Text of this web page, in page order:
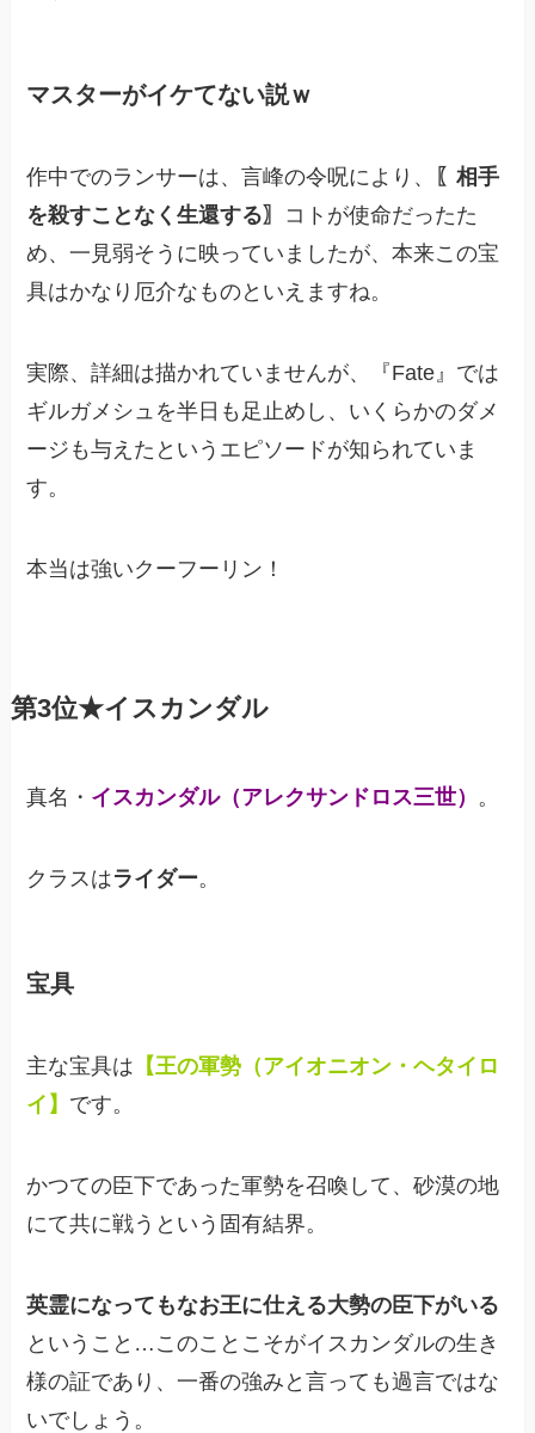
マスターがイケてない説ｗ
作中でのランサーは、言峰の令呪により、
〖相手
を殺すことなく生還する〗 コトが使命だったた
め、一見弱そうに映っていましたが、本来この宝
具はかなり厄介なものといえますね。
実際、詳細は描かれていませんが、『Fate』では
ギルガメシュを半日も足止めし、いくらかのダメ
ージも与えたというエピソードが知られていま
す。
本当は強いクーフーリン！
第3位★イスカンダル
真名・ イスカンダル（アレクサンドロス三世） 。
クラスはライダー。
宝具
主な宝具は 【王の軍勢（アイオニオン・ヘタイロ
イ】 です。
かつての臣下であった軍勢を召喚して、砂漠の地
にて共に戦うという固有結界。
英霊になってもなお王に仕える大勢の臣下がいる
ということ…このことこそがイスカンダルの生き
様の証であり、一番の強みと言っても過言ではな
いでしょう。